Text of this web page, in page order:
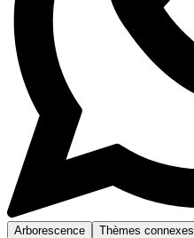
Arborescence Thèmes connexes